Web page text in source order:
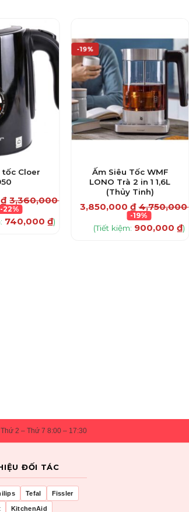
tốc Cloer
₫ 3,360,000
-22%
740,000 ₫)
-19%
Ấm Siêu Tốc WMF
LONO Trà 2 in 1 1,6L
(Thủy Tinh)
3,850,000 ₫ 4,750,000
-19%
(Tiết kiệm: 900,000 ₫)
Thứ 2 – Thứ 7 8:00 – 17:30
ĐỐI TÁC
Tefal Fissler
KitchenAid